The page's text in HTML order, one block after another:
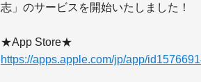
志」のサービスを開始いたしました！
https://apps.apple.com/jp/app/